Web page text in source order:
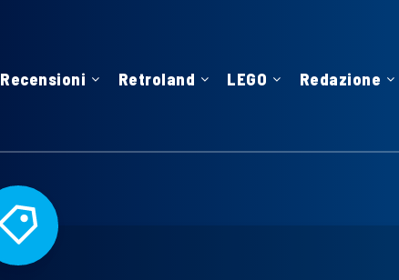
Recensioni Retroland LEGO Redazione